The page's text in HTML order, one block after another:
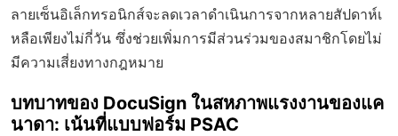
ลายเซ็นอิเล็กทรอนิกส์จะลดเวลาดำเนินการจากหลายสัปดาห์เ
หลือเพียงไม่กี่วัน ซึ่งช่วยเพิ่มการมีส่วนร่วมของสมาชิกโดยไม่
มีความเสี่ยงทางกฎหมาย
บทบาทของ DocuSign ในสหภาพแรงงานของแค
นาดา: เน้นที่แบบฟอร์ม PSAC